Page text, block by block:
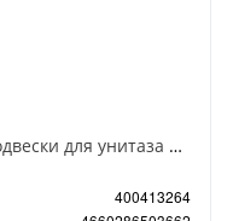
Bref Цветная вода Чистящие подвески для унитаза Хлор-компонент 50 гр
400413264